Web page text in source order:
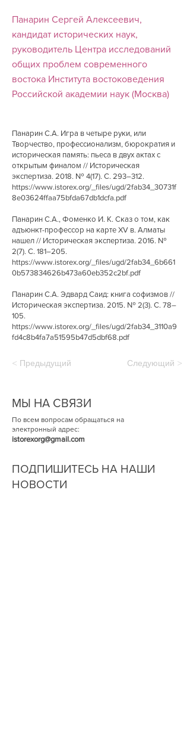
Панарин Сергей Алексеевич,
кандидат исторических наук,
руководитель Центра исследований
общих проблем современного
востока Института востоковедения
Российской академии наук (Москва)
Панарин С.А. Игра в четыре руки, или
Творчество, профессионализм, бюрократия и
историческая память: пьеса в двух актах с
открытым финалом // Историческая
экспертиза. 2018. № 4(17). С. 293–312.
https://www.istorex.org/_files/ugd/2fab34_30731f
8e03624ffaa75bfda67db1dcfa.pdf
Панарин С.А., Фоменко И. К. Сказ о том, как
адъюнкт-профессор на карте XV в. Алматы
нашел // Историческая экспертиза. 2016. №
2(7). С. 181–205.
https://www.istorex.org/_files/ugd/2fab34_6b661
0b573834626b473a60eb352c2bf.pdf
Панарин С.А. Эдвард Саид: книга софизмов //
Историческая экспертиза. 2015. № 2(3). С. 78–
105.
https://www.istorex.org/_files/ugd/2fab34_3110a9
fd4c8b4fa7a51595b47d5dbf68.pdf
< Предыдущий Следующий >
МЫ НА СВЯЗИ
По всем вопросам обращаться на
электронный адрес:
istorexorg@gmail.com
ПОДПИШИТЕСЬ НА НАШИ
НОВОСТИ